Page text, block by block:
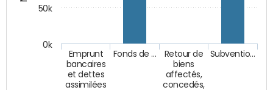
Emprunt
bancaires
et dettes
assimilées
Fonds de …
Retour de
biens
affectés,
concedés,
Subventio…
0k
50k